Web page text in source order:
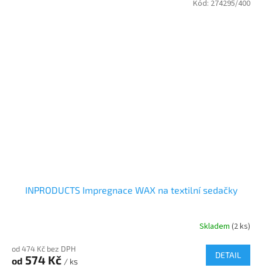
INPRODUCTS Impregnace WAX na textilní sedačky
Skladem (2 ks)
od 474 Kč bez DPH
od 574 Kč / ks
DETAIL
Kód: 274295/400